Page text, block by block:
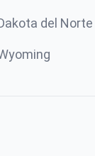
del Norte